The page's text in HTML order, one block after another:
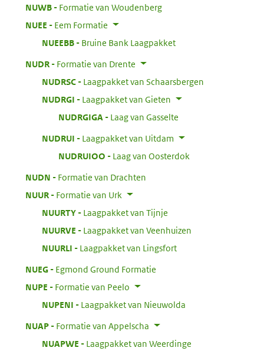
NUWB:
Formatie van Woudenberg
NUEE
Eem Formatie
NUEEBB:
Bruine Bank Laagpakket
NUDR:
Formatie van Drente
NUDRSC:
Laagpakket van Schaarsbergen
NUDRGI
Laagpakket van Gieten
NUDRGIGA
Laag van Gasselte
NUDRUI
Laagpakket van Uitdam
NUDRUIOO
Laag van Oosterdok
NUDN
Formatie van Drachten
NUUR:
Formatie van Urk
NUURTY:
Laagpakket van Tijnje
NUURVE
Laagpakket van Veenhuizen
NUURLI
Laagpakket van Lingsfort
NUEG:
Egmond Ground Formatie
NUPE
Formatie van Peelo
NUPENI
Laagpakket van Nieuwolda
NUAP:
Formatie van Appelscha
NUAPWE
Laagpakket van Weerdinge